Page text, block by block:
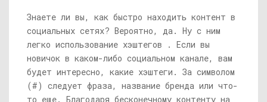
Знаете ли вы, как быстро находить контент в
социальных сетях? Вероятно, да. Ну с ним
легко использование хэштегов . Если вы
новичок в каком-либо социальном канале, вам
будет интересно, какие хэштеги. За символом
(#) следует фраза, название бренда или что-
то еще. Благодаря бесконечному контенту на